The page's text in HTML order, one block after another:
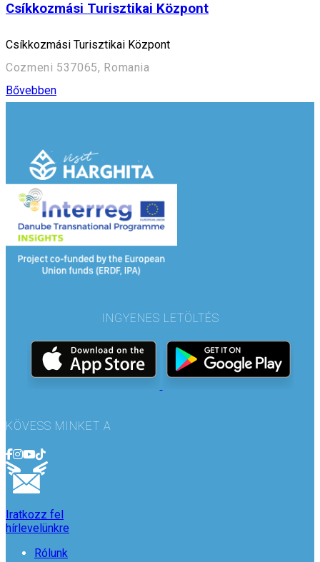
Csíkkozmási Turisztikai Központ
Csíkkozmási Turisztikai Központ
Cozmeni 537065, Romania
Bővebben
INGYENES LETÖLTÉS
KÖVESS MINKET A
Iratkozz fel
hírlevelünkre
Rólunk